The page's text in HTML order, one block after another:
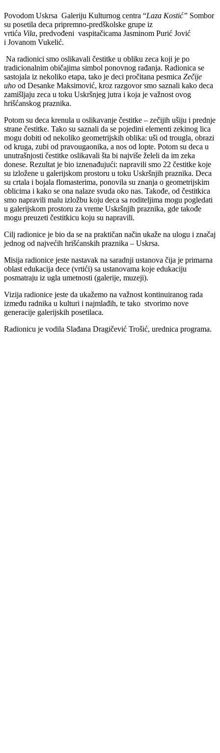
Povodom Uskrsa Galeriju Kulturnog centra “Laza Kostić” Sombor
su posetila deca pripremno-predškolske grupe iz
vrtića Vila, predvođeni vaspitačicama Jasminom Purić Jović
i Jovanom Vukelić.
Na radionici smo oslikavali čestitke u obliku zeca koji je po
tradicionalnim običajima simbol ponovnog rađanja. Radionica se
sastojala iz nekoliko etapa, tako je deci pročitana pesmica Zečije
uho od Desanke Maksimović, kroz razgovor smo saznali kako deca
zamišljaju zeca u toku Uskršnjeg jutra i koja je važnost ovog
hrišćanskog praznika.
Potom su deca krenula u oslikavanje čestitke – zečijih ušiju i prednje
strane čestitke. Tako su saznali da se pojedini elementi zekinog lica
mogu dobiti od nekoliko geometrijskih oblika: uši od trougla, obrazi
od kruga, zubi od pravougaonika, a nos od lopte. Potom su deca u
unutrašnjosti čestitke oslikavali šta bi najviše želeli da im zeka
donese. Rezultat je bio iznenađujući: napravili smo 22 čestitke koje
su izložene u galerijskom prostoru u toku Uskršnjih praznika. Deca
su crtala i bojala flomasterima, ponovila su znanja o geometrijskim
oblicima i kako se ona nalaze svuda oko nas. Takođe, od čestitkica
smo napravili malu izložbu koju deca sa roditeljima mogu pogledati
u galerijskom prostoru za vreme Uskršnjih praznika, gde takođe
mogu preuzeti čestitkicu koju su napravili.
Cilj radionice je bio da se na praktičan način ukaže na ulogu i značaj
jednog od najvećih hrišćanskih praznika – Uskrsa.
Misija radionice jeste nastavak na saradnji ustanova čija je primarna
oblast edukacija dece (vrtići) sa ustanovama koje edukaciju
posmatraju iz ugla umetnosti (galerije, muzeji).
Vizija radionice jeste da ukažemo na važnost kontinuiranog rada
između radnika u kulturi i najmlađih, te tako stvorimo nove
generacije galerijskih posetilaca.
Radionicu je vodila Slađana Dragičević Trošić, urednica programa.